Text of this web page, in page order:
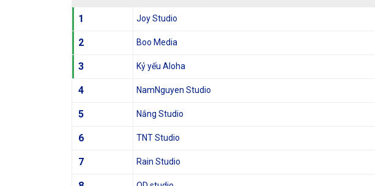
1 Joy Studio
2 Boo Media
3 Kỷ yếu Aloha
4 NamNguyen Studio
5 Nắng Studio
6 TNT Studio
7 Rain Studio